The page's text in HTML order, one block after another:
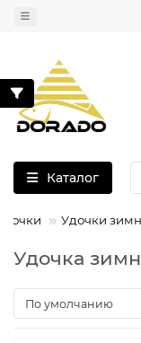
Каталог
Удочки
Удочка